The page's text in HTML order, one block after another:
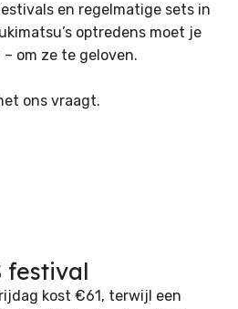
en regelmatige sets in
optredens moet je
om ze te geloven.
ons vraagt.
festival
kost €61, terwijl een